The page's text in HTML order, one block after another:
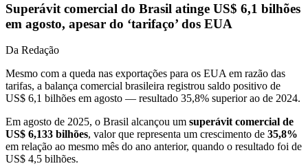
Superávit comercial do Brasil atinge US$ 6,1 bilhões
em agosto, apesar do ‘tarifaço’ dos EUA
Da Redação
Mesmo com a queda nas exportações para os EUA em razão das
tarifas, a balança comercial brasileira registrou saldo positivo de
US$ 6,1 bilhões em agosto — resultado 35,8% superior ao de 2024.
Em agosto de 2025, o Brasil alcançou um superávit comercial de
US$ 6,133 bilhões, valor que representa um crescimento de 35,8%
em relação ao mesmo mês do ano anterior, quando o resultado foi de
US$ 4,5 bilhões.